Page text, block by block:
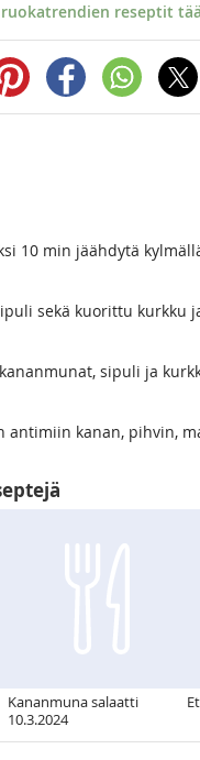
reseptit
10 min jäähdytä
sekä kuorittu kurkku
sipuli ja
antimiin kanan, pihvin,
Kananmuna salaatti
10.3.2024